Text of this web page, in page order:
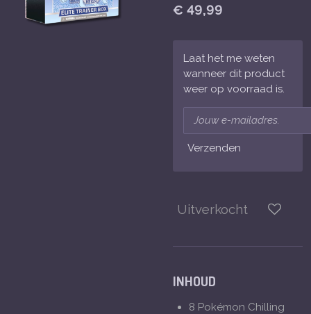
€ 49,99
Laat het me weten
wanneer dit product
weer op voorraad is.
Verzenden
Uitverkocht
INHOUD
8 Pokémon Chilling